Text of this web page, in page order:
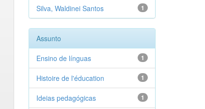
1
Silva, Waldinei Santos
Assunto
1
Ensino de línguas
1
Histoire de l'éducation
1
Ideias pedagógicas